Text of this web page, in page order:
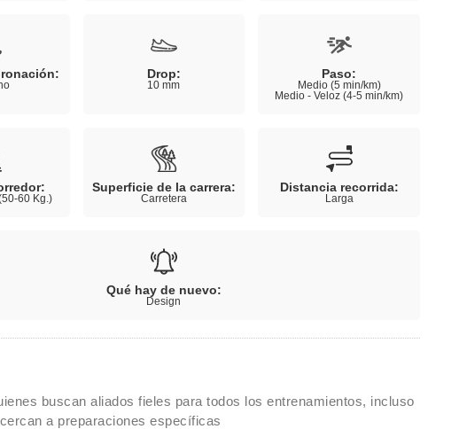
Drop:
10 mm
Paso:
Medio (5 min/km)
Medio - Veloz (4-5 min/km)
60 Kg.)
Superficie de la carrera:
Carretera
Distancia recorrida:
Larga
Qué hay de nuevo:
Design
buscan aliados fieles para todos los entrenamientos, incluso
a preparaciones específicas